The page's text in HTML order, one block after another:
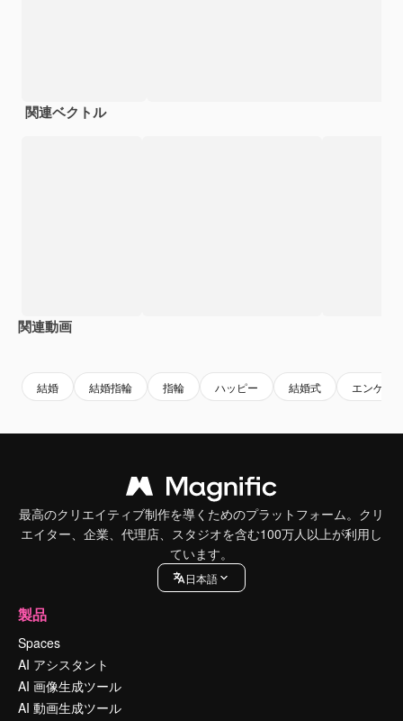
関連ベクトル
関連動画
結婚 結婚指輪 指輪 ハッピー 結婚式 エンゲー
最高のクリエイティブ制作を導くためのプラットフォーム。クリ
エイター、企業、代理店、スタジオを含む100万人以上が利用し
ています。
日本語
製品
Spaces
AI アシスタント
AI 画像生成ツール
AI 動画生成ツール